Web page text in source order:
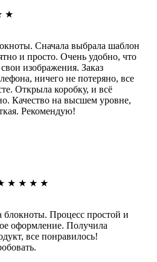
★
Сначала выбрала шаблон
и просто. Очень удобно, что
изображения. Заказ
ничего не потеряно, все
Открыла коробку, и всё
Качество на высшем уровне,
Рекомендую!
★ ★ ★ ★
блокноты. Процесс простой и
оформление. Получила
все понравилось!